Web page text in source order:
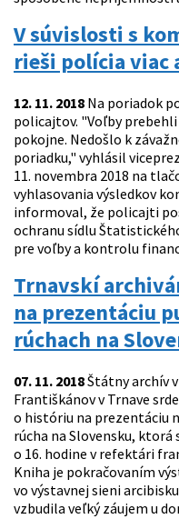
V súvislosti s
rieši polícia
12. 11. 2018 Na poriadok
policajtov. "Voľby
pokojne. Nedošlo k
poriadku," vyhlásil
11. novembra 2018 na
vyhlasovania výsledkov
informoval, že policajti
ochranu sídlu
pre voľby a kontrolu
Trnavskí
na prezentáciu
rúchach na
07. 11. 2018Štátny archív
Františkánov v Trnave
o históriu na prezentáciu
rúcha na Slovensku, ktorá
o 16. hodine v refektári
Kniha je pokračovaním
vo výstavnej sieni
vzbudila veľký záujem u